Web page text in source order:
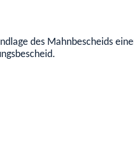
des Mahnbescheids